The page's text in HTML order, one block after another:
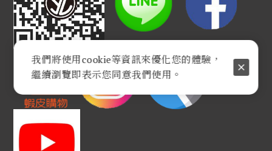
我們將使用cookie等資訊來優化您的體驗，
繼續瀏覽即表示您同意我們使用。